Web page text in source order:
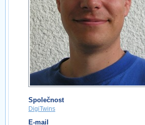
Společnost
DigiTwins
E-mail